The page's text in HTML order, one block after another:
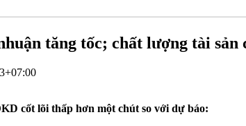
tăng tốc; chất lượng tài sản
cốt lõi thấp hơn một chút so với dự báo: